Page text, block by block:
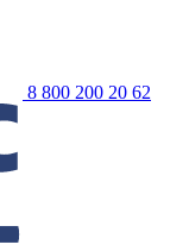
8 800 200 20 62